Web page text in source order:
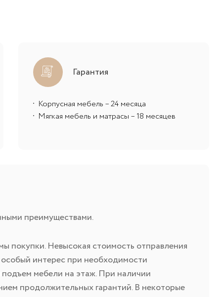
Гарантия
Корпусная мебель – 24 месяца
Мягкая мебель и матрасы – 18 месяцев
преимуществами.
покупки. Невысокая стоимость отправления
интерес при необходимости
подъем мебели на этаж. При наличии
продолжительных гарантий. В некоторые